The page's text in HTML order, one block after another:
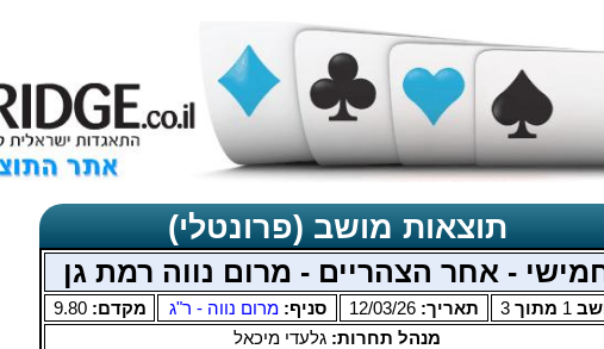
תוצאות מושב (פרונטלי)
- אחר הצהריים - מרום נווה רמת גן
1 מתוך3 תאריך: 12/03/26 סניף:מרום נווה - ר"ג מקדם:9.80
מנהל תחרות: גלעדי מיכאל